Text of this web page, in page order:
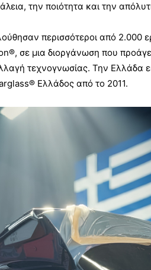
την ποιότητα και την
περισσότεροι από 2.000
σε μια διοργάνωση που
τεχνογνωσίας. Την Ελλάδα
Ελλάδος από το 2011.